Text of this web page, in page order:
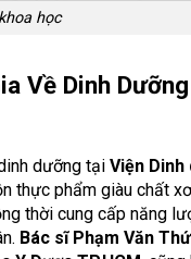
học
Về Dinh
dưỡng tại Viện Dinh
thực phẩm giàu chất
thời cung cấp năng
Bác sĩ Phạm Văn